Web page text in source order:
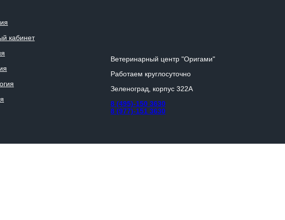
кабинет
Ветеринарный центр "Оригами"
Работаем круглосуточно
Зеленоград, корпус 322А
8 (495)-150 3630
8 (977)-151 3630